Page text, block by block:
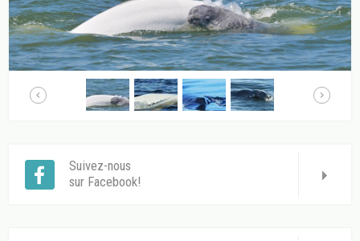
Suivez-nous
sur Facebook!